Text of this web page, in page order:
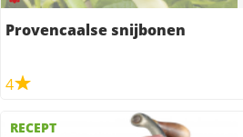
Provencaalse snijbonen
4
RECEPT